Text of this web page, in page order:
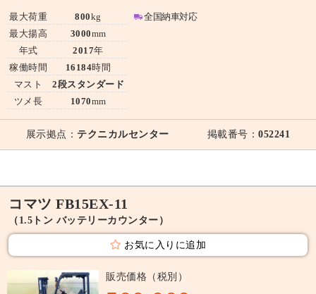
最大荷重
最大揚高
年式
稼働時間
マスト
ツメ長
800kg
3000mm
2017年
16184時間
2段スタンダード
1070mm
全国納車対応
展示拠点： テクニカルセンター 掲載番号：052241
コマツ FB15EX-11
（1.5トン バッテリーカウンター）
お気に入りに追加
販売価格（税別）